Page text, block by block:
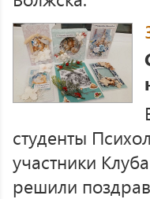
студенты
участники
решили